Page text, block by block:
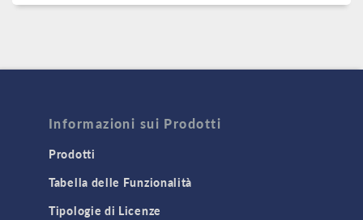
Informazioni sui Prodotti
Prodotti
Tabella delle Funzionalità
Tipologie di Licenze